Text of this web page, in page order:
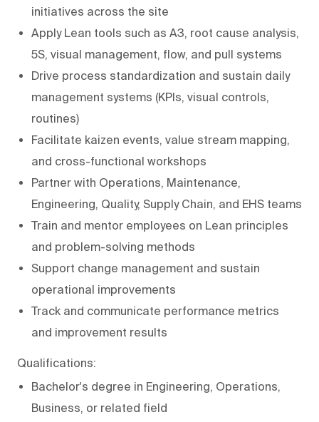
initiatives across the site
Apply Lean tools such as A3, root cause analysis,
5S, visual management, flow, and pull systems
Drive process standardization and sustain daily
management systems (KPIs, visual controls,
routines)
Facilitate kaizen events, value stream mapping,
and cross-functional workshops
Partner with Operations, Maintenance,
Engineering, Quality, Supply Chain, and EHS teams
Train and mentor employees on Lean principles
and problem-solving methods
Support change management and sustain
operational improvements
Track and communicate performance metrics
and improvement results
Qualifications:
Bachelor's degree in Engineering, Operations,
Business, or related field